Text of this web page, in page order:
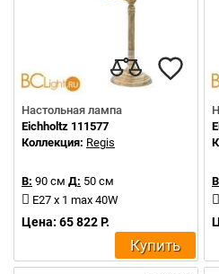
Настольная лампа
Eichholtz 111577
Коллекция: Regis
В: 90 см Д: 50 см
E27 x 1 max 40W
Цена: 65 822 Р.
Купить